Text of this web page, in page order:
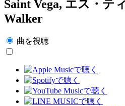
Saint Vega, エス・テ
Walker
曲を視聴